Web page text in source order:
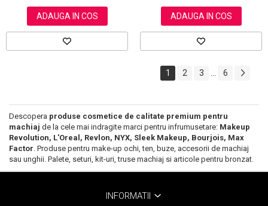
ADAUGA IN COS ADAUGA IN COS
1 2 3 6
Descopera produse cosmetice de calitate premium pentru
machiaj de la cele mai indragite marci pentru infrumusetare: Makeup
Revolution, L'Oreal, Revlon, NYX, Sleek Makeup, Bourjois, Max
Factor . Produse pentru make-up ochi, ten, buze, accesorii de machiaj
sau unghii. Palete, seturi, kit-uri, truse machiaj si articole pentru bronzat.
INFORMATII